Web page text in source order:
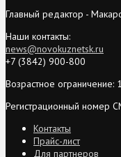
Главный редактор -
Наши контакты:
news@novokuznetsk.ru
+7 (3842) 900-800
Возрастное ограничение:
Регистрационный номер
Контакты
Прайс-лист
Для партнеров